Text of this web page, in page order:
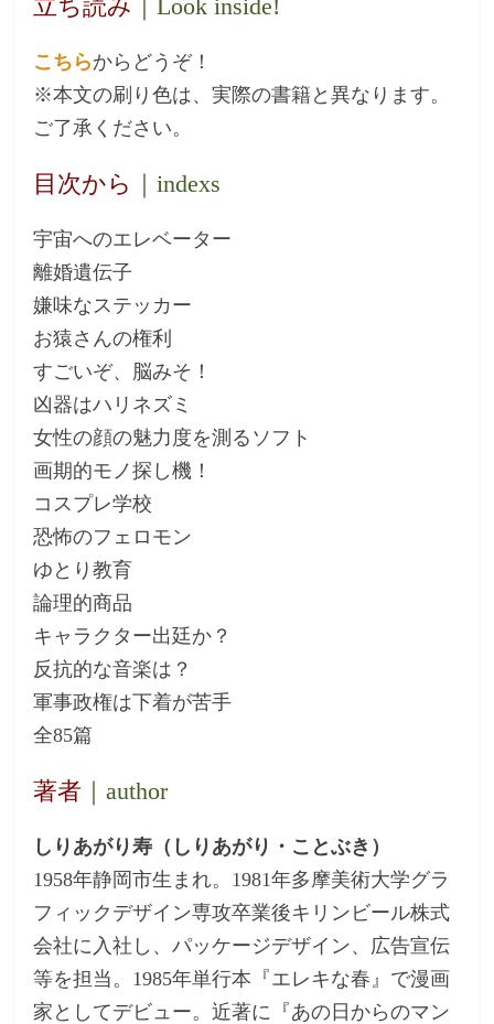
立ち読み ｜Look inside!
こちらからどうぞ！
※本文の刷り色は、実際の書籍と異なります。
ご了承ください。
目次から ｜indexs
宇宙へのエレベーター
離婚遺伝子
嫌味なステッカー
お猿さんの権利
すごいぞ、脳みそ！
凶器はハリネズミ
女性の顔の魅力度を測るソフト
画期的モノ探し機！
コスプレ学校
恐怖のフェロモン
ゆとり教育
論理的商品
キャラクター出廷か？
反抗的な音楽は？
軍事政権は下着が苦手
全85篇
著者 ｜author
しりあがり寿（しりあがり・ことぶき）
1958年静岡市生まれ。1981年多摩美術大学グラ
フィックデザイン専攻卒業後キリンビール株式
会社に入社し、パッケージデザイン、広告宣伝
等を担当。1985年単行本『エレキな春』で漫画
家としてデビュー。近著に『あの日からのマン